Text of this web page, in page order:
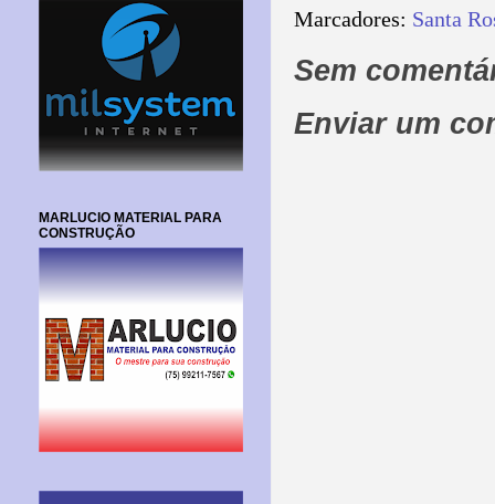
Marcadores: Santa
Sem
Enviar um
MARLUCIO MATERIAL PARA
CONSTRUÇÃO